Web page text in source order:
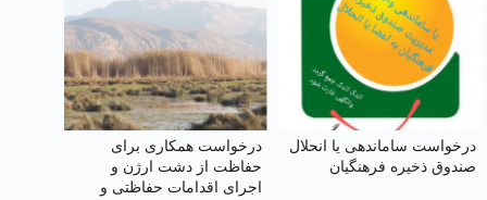
درخواست ساماندهی یا انحلال
صندوق ذخیره فرهنگیان
درخواست همکاری برای
حفاظت از دشت ارژن و
اجرای اقدامات حفاظتی و